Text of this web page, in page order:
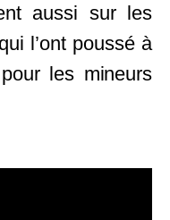
aussi sur les
l’ont poussé à
les mineurs